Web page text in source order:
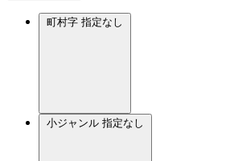
町村字 指定なし
小ジャンル 指定なし